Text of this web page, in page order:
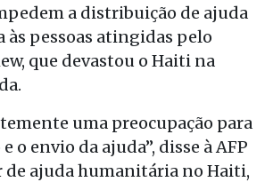
a distribuição de ajuda
às pessoas atingidas pelo
que devastou o Haiti na
uma preocupação para
o envio da ajuda”, disse à AFP
de ajuda humanitária no Haiti,